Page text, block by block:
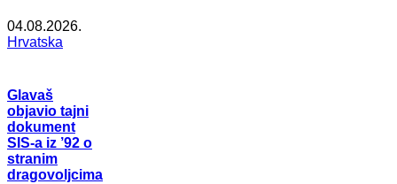
04.08.2026.
Hrvatska
Glavaš
objavio tajni
dokument
SIS-a iz ’92 o
stranim
dragovoljcima